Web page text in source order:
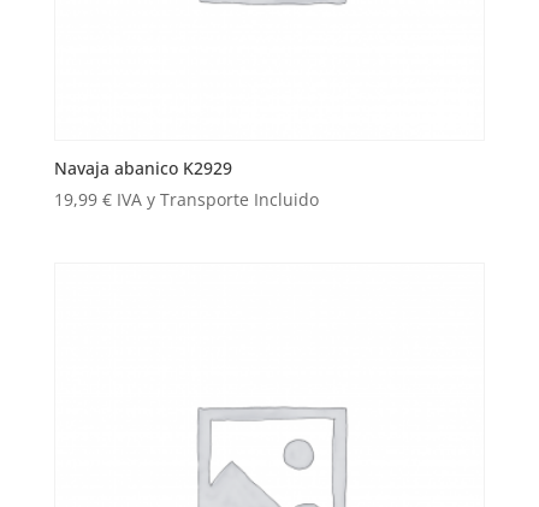
Navaja abanico K2929
19,99 € IVA y Transporte Incluido